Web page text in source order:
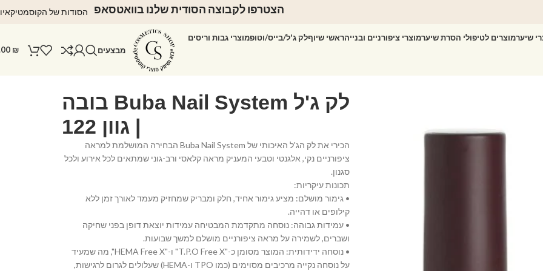
הצטרפו לקבוצה הסודית שלנו בוואטסאפ הסודות של
שיערמוצרים לטיפולי הסרת שיערמוצרי ציפורניים ובנייהראשי שיוףלק ג'ל/בייס/וטופמוצרי גבות וריסים
מבצעים ₪
לק ג'ל Buba Nail System בובה
| גוון 122
הכירי את לק הג'ל האיכותי של Buba Nail System הבחירה המושלמת למראה
ציפורניים נקי, אלגנטי וטבעי המעניק מראה קלאסי ורב-גוני שמתאים לכל אירוע ולכל
סגנון.
תכונות עיקריות:
• גימור מושלם: מציע גימור אחיד, חלק ומבריק שמחזיק מעמד לאורך זמן ללא
קילופים או דהייה.
• עמידות גבוהה: נוסחה מתקדמת המבטיחה עמידות יוצאת דופן בפני שחיקה
ושברים, לשמירה על מראה ציפורניים מושלם למשך שבועות.
• נוסחה ידידותית: המוצר מסומן כ-"T.P.O Free X" ו-"HEMA Free X", מה שמעיד
על נוסחה נקייה מרכיבים מסוימים (כמו TPO ו-HEMA) שעלולים לגרום לרגישות,